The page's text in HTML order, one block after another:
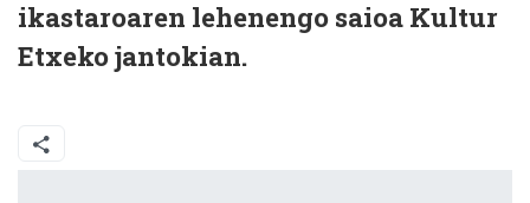
ikastaroaren lehenengo saioa Kultur
Etxeko jantokian.